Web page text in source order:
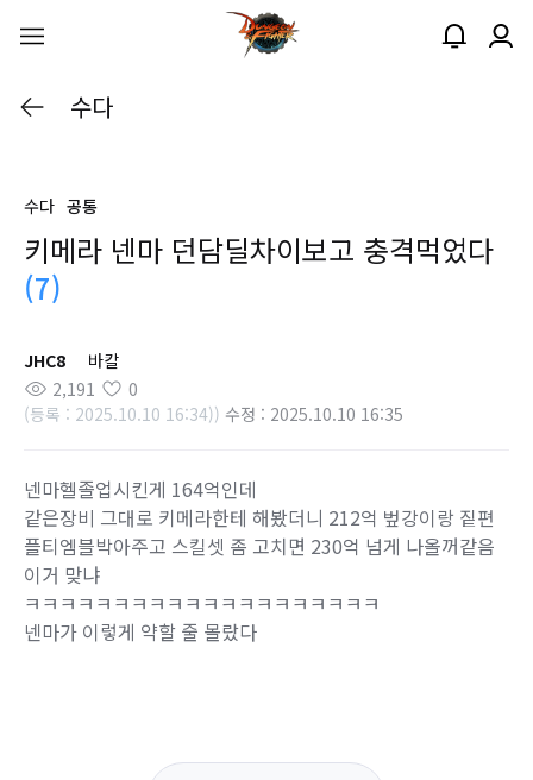
수다
수다 공통
키메라 넨마 던담딜차이보고 충격먹었다
(7)
JHC8
바칼
2,191
0
(등록 : 2025.10.10 16:34)) 수정 : 2025.10.10 16:35
넨마헬졸업시킨게 164억인데
같은장비 그대로 키메라한테 해봤더니 212억 벞강이랑 짙편
플티엠블박아주고 스킬셋 좀 고치면 230억 넘게 나올꺼같음
이거 맞냐
ㅋㅋㅋㅋㅋㅋㅋㅋㅋㅋㅋㅋㅋㅋㅋㅋㅋㅋㅋㅋ
넨마가 이렇게 약할 줄 몰랐다